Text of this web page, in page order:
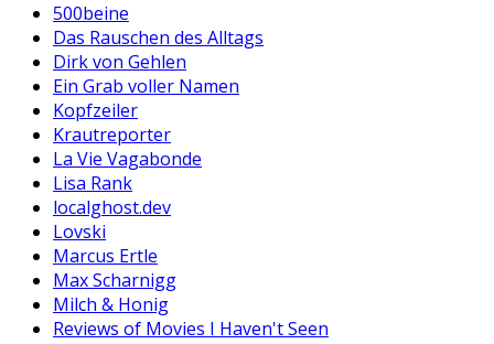
500beine
Das Rauschen des Alltags
Dirk von Gehlen
Ein Grab voller Namen
Kopfzeiler
Krautreporter
La Vie Vagabonde
Lisa Rank
localghost.dev
Lovski
Marcus Ertle
Max Scharnigg
Milch & Honig
Reviews of Movies I Haven't Seen